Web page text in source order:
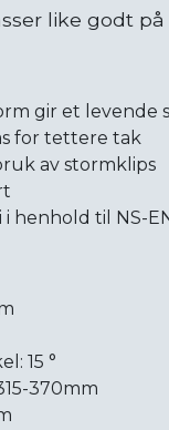
like godt
gir et levende
for tettere tak
av stormklips
i henhold til NS-
15 °
370mm